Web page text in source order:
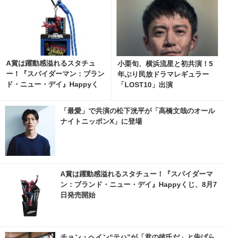
A賞は躍動感溢れるスタチュ
ー！『スパイダーマン：ブラン
ド・ニュー・デイ』Happyく
真・画像 | cinemacafe.net
小栗旬、横浜流星と初共演！5
年ぶり民放ドラマレギュラー
「LOST10」出演
「最愛」で共演の松下洸平が「高橋文哉のオール
ナイトニッポンX」に登場
A賞は躍動感溢れるスタチュー！『スパイダーマ
ン：ブランド・ニュー・デイ』Happyくじ、8月7
日発売開始